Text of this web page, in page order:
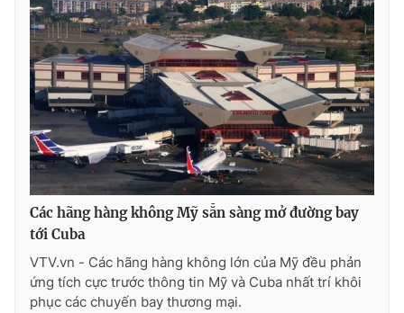
Photo Infographic
Video Shorts video
VTV Money VTV Thể thao
VTV Sức khoẻ Bất động sản
Thị trường 24h Tấm lòng Việt
VTV4 Vươn mình bằng AI
Các hãng hàng không Mỹ sẵn sàng mở đường bay
tới Cuba
VTV.vn - Các hãng hàng không lớn của Mỹ đều phản
ứng tích cực trước thông tin Mỹ và Cuba nhất trí khôi
phục các chuyến bay thương mại.